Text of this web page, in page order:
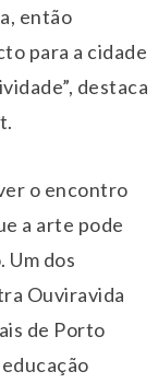
então
para a cidade
destaca
o encontro
a arte pode
Um dos
Ouviravida
de Porto